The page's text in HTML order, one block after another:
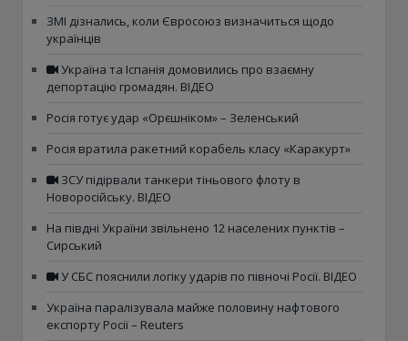
ЗМІ дізнались, коли Євросоюз визначиться щодо
українців
Україна та Іспанія домовились про взаємну
депортацію громадян. ВІДЕО
Росія готує удар «Орєшніком» – Зеленський
Росія вратила ракетний корабель класу «Каракурт»
ЗСУ підірвали танкери тіньового флоту в
Новоросійську. ВІДЕО
На півдні України звільнено 12 населених пунктів –
Сирський
У СБС пояснили логіку ударів по півночі Росії. ВІДЕО
Україна паралізувала майже половину нафтового
експорту Росії – Reuters